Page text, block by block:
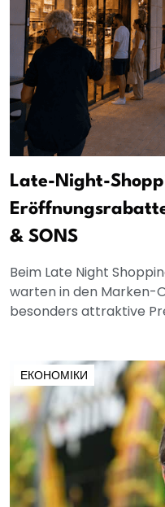
Late-Night-
& SONS
Beim Late Night
warten in den Marken-
besonders attraktive
ЕКОНОМІКИ